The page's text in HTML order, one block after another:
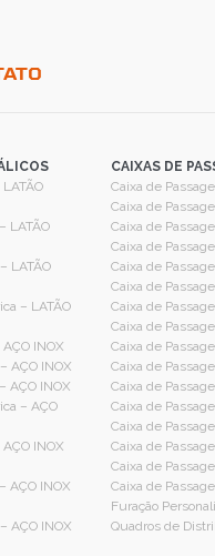
LATÃO
LATÃO
– LATÃO
INOX
AÇO INOX
AÇO INOX
– AÇO
INOX
AÇO INOX
AÇO INOX
CAIXAS DE
Caixa de
Caixa de
Caixa de
Caixa de
Caixa de
Caixa de
Caixa de
Caixa de
Caixa de
Caixa de
Caixa de
Caixa de
Caixa de
Caixa de
Caixa de
Caixa de
Furação
Quadros de